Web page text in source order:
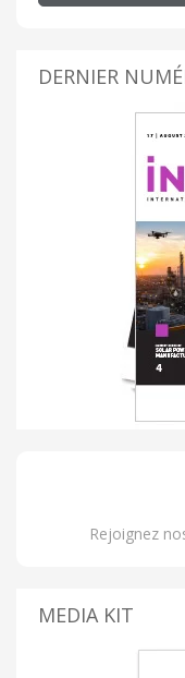
DERNIER
Rejoignez
MEDIA KIT